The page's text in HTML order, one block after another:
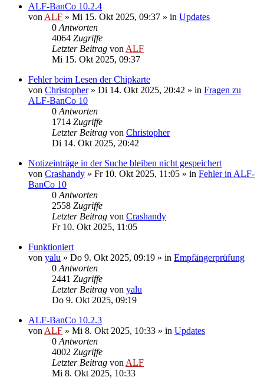
ALF-BanCo 10.2.4
von ALF » Mi 15. Okt 2025, 09:37 » in Updates
0 Antworten
4064 Zugriffe
Letzter Beitrag von ALF
Mi 15. Okt 2025, 09:37
Fehler beim Lesen der Chipkarte
von Christopher» Di 14. Okt 2025, 20:42 » in Fragen zu
ALF-BanCo 10
0 Antworten
1714 Zugriffe
Letzter Beitrag von Christopher
Di 14. Okt 2025, 20:42
Notizeinträge in der Suche bleiben nicht gespeichert
von Crashandy » Fr 10. Okt 2025, 11:05 » in Fehler in ALF-
BanCo 10
0 Antworten
2558 Zugriffe
Letzter Beitrag von Crashandy
Fr 10. Okt 2025, 11:05
Funktioniert
von yalu » Do 9. Okt 2025, 09:19 » in Empfängerprüfung
0 Antworten
2441 Zugriffe
Letzter Beitrag von yalu
Do 9. Okt 2025, 09:19
ALF-BanCo 10.2.3
von ALF » Mi 8. Okt 2025, 10:33 » in Updates
0 Antworten
4002 Zugriffe
Letzter Beitrag von ALF
Mi 8. Okt 2025, 10:33